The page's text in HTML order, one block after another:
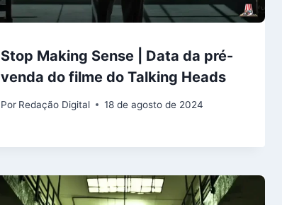
Stop Making Sense | Data da pré-
venda do filme do Talking Heads
Por Redação Digital 18 de agosto de 2024